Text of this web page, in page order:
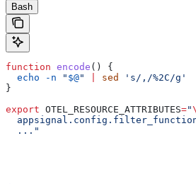
Bash
function encode () {
  echo
-n " $@" sed
's/,/%2C/g'
}
export OTEL_RESOURCE_ATTRIBUTES="\
  ..."